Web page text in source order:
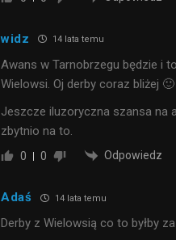
widz 14 lata temu
Awans w Tarnobrzegu będzie i
Wielowsi. Oj derby coraz bliżej 🙂
Jeszcze iluzoryczna szansa na
zbytnio na to.
0 0 Odpowiedz
Adaś 14 lata temu
Derby z Wielowsią co to byłby